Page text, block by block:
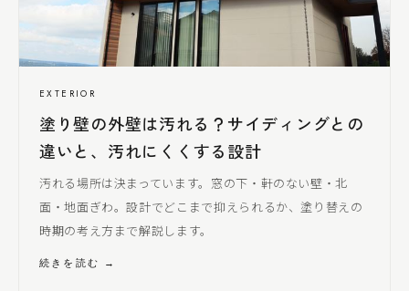
EXTERIOR
塗り壁の外壁は汚れる？サイディングとの
違いと、汚れにくく する設計
汚れる場所は決まっています。窓の下・軒のない壁・北
面・地面ぎわ。設計でどこまで抑えられるか、塗り替えの
時期の考え方まで解説します。
続きを読む →